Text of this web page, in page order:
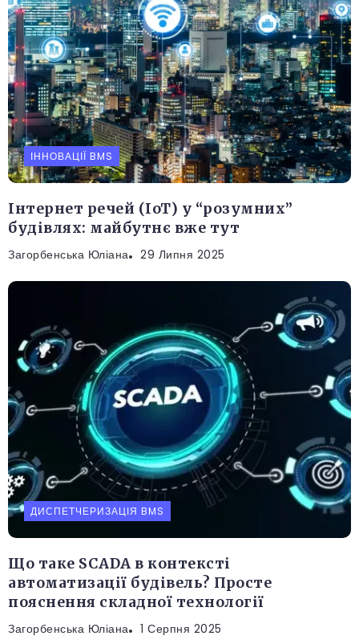
ІННОВАЦІЇ BMS
Інтернет речей (IoT) у “розумних”
будівлях: майбутнє вже тут
Загорбенська Юліана 29 Липня 2025
ДИСПЕТЧЕРИЗАЦІЯ BMS
Що таке SCADA в контексті
автоматизації будівель? Просте
пояснення складної технології
Загорбенська Юліана 1 Серпня 2025